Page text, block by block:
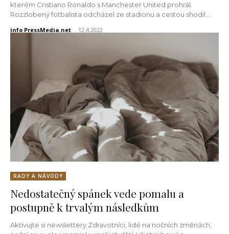
kterém Cristiano Ronaldo s Manchester United prohrál.
Rozzlobený fotbalista odcházel ze stadionu a cestou shodil...
info PressMedia.net - 12.4.2022
RADY A NÁVODY
Nedostatečný spánek vede pomalu a
postupně k trvalým následkům
Aktivujte si newslettery Zdravotníci, lidé na nočních změnách,